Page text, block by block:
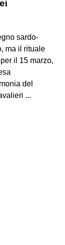
sardo-
ma il rituale
il 15 marzo,
del
...